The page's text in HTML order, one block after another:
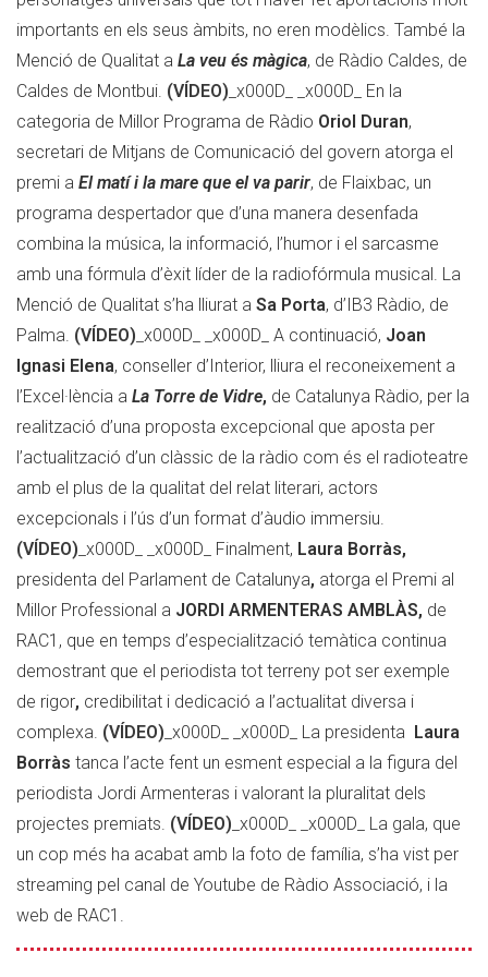
importants en els seus àmbits, no eren modèlics. També la
Menció de Qualitat a La veu és màgica, de Ràdio Caldes, de
Caldes de Montbui. (VÍDEO) _x000D_ _x000D_ En la
categoria de Millor Programa de Ràdio Oriol Duran,
secretari de Mitjans de Comunicació del govern atorga el
premi a El matí i la mare que el va parir, de Flaixbac, un
programa despertador que d’una manera desenfada
combina la música, la informació, l’humor i el sarcasme
amb una fórmula d’èxit líder de la radiofórmula musical. La
Menció de Qualitat s’ha lliurat a Sa Porta, d’IB3 Ràdio, de
Palma. (VÍDEO) _x000D_ _x000D_ A continuació, Joan
Ignasi Elena, conseller d’Interior, lliura el reconeixement a
l’Excel·lència a La Torre de Vidre, de Catalunya Ràdio, per la
realització d’una proposta excepcional que aposta per
l’actualització d’un clàssic de la ràdio com és el radioteatre
amb el plus de la qualitat del relat literari, actors
excepcionals i l’ús d’un format d’àudio immersiu.
(VÍDEO) _x000D_ _x000D_ Finalment, Laura Borràs,
presidenta del Parlament de Catalunya, atorga el Premi al
Millor Professional a JORDI ARMENTERAS AMBLÀS, de
RAC1, que en temps d’especialització temàtica continua
demostrant que el periodista tot terreny pot ser exemple
de rigor, credibilitat i dedicació a l’actualitat diversa i
complexa. (VÍDEO) _x000D_ _x000D_ La presidenta Laura
Borràs tanca l’acte fent un esment especial a la figura del
periodista Jordi Armenteras i valorant la pluralitat dels
projectes premiats. (VÍDEO) _x000D_ _x000D_ La gala, que
un cop més ha acabat amb la foto de família, s’ha vist per
streaming pel canal de Youtube de Ràdio Associació, i la
web de RAC1.